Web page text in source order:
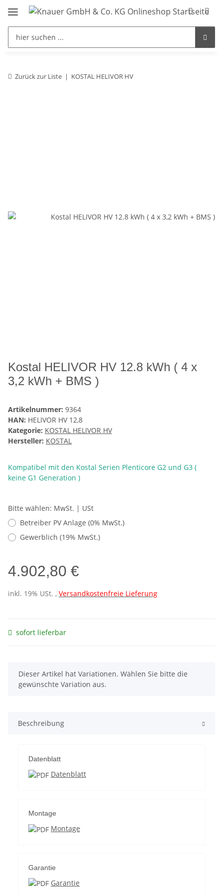
Zurück zur Liste KOSTAL HELIVOR HV
Kostal HELIVOR HV 12.8 kWh ( 4 x
3,2 kWh + BMS )
Artikelnummer: 9364
HAN: HELIVOR HV 12,8
Kategorie: KOSTAL HELIVOR HV
Hersteller: KOSTAL
Kompatibel mit den Kostal Serien Plenticore G2 und G3 (
keine G1 Generation )
Bitte wählen: MwSt. | USt
Betreiber PV Anlage (0% MwSt.)
Gewerblich (19% MwSt.)
4.902,80 €
inkl. 19% USt. , Versandkostenfreie Lieferung
sofort lieferbar
x
Dieser Artikel hat Variationen. Wählen Sie bitte die
gewünschte Variation aus.
Beschreibung
Datenblatt
Datenblatt
Montage
Montage
Garantie
Garantie